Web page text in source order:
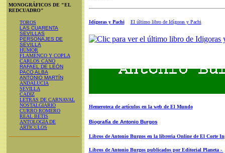
MONOGRÁFICOS DE "EL
REDCUADRO"
TOROS
LAS CUARENTA
SEVILLAS
PERSONAJES DE
SEVILLA
HUMOR
FLAMENCO Y COPLA
CARLOS CANO
RAFAEL DE LEÓN
PACO ALBA
ANTONIO MARTÍN
ANDALUCIA
SEVILLA
CADIZ
LETRAS DE CARNAVAL
NOSTALGIARIO
CURRO ROMERO
REAL BETIS
ANTOLOGÍA DE
ARTICULOS
Idígoras y Pachi El último libro de Idígoras y Pachi
Hemeroteca de artículos en la web de El Mundo
Biografía de Antonio Burgos
Libros de Antonio Burgos en la libreria Online de El Corte
Libros de Antonio Burgos publicados por Editorial Planeta -